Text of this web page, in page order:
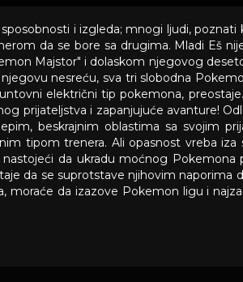
i izgleda; mnogi ljudi, poznati
da se bore sa drugima. Mladi Eš
Majstor" i dolaskom njegovog
nesreću, sva tri slobodna
električni tip pokemona,
prijateljstva i zapanjujuće avanture!
beskrajnim oblastima sa svojim
tipom trenera. Ali opasnost vreba iza
da ukradu moćnog Pokemona
da se suprotstave njihovim naporima
moraće da izazove Pokemon ligu i